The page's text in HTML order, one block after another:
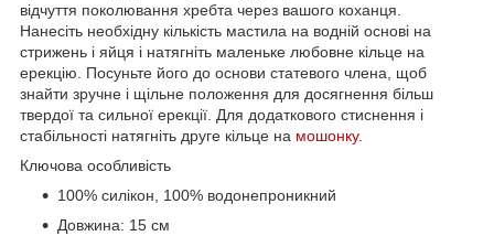
відчуття поколювання хребта через вашого коханця.
Нанесіть необхідну кількість мастила на водній основі на
стрижень і яйця і натягніть маленьке любовне кільце на
ерекцію. Посуньте його до основи статевого члена, щоб
знайти зручне і щільне положення для досягнення більш
твердої та сильної ерекції. Для додаткового стиснення і
стабільності натягніть друге кільце на мошонку.
Ключова особливість
100% силікон, 100% водонепроникний
Довжина: 15 см